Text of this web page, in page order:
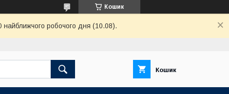
Кошик
найближчого робочого дня (10.08).
Кошик